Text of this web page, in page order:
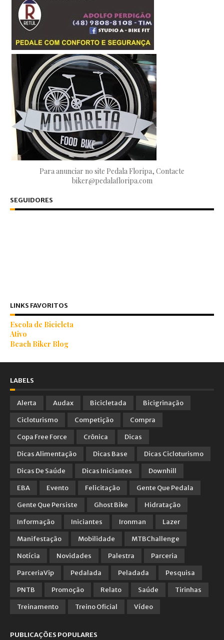
Para anunciar no site Pedala Floripa, Contacte
biker@pedalafloripa.com
SEGUIDORES
LINKS FAVORITOS
Escola de Bicicleta
Ativo
Beach Biker Blog
LABELS
Alerta Audax Bicicletada
Bicigrinação
Cicloturismo
Competição
Compra
Copa Free Force
Crônica
Dicas
Dicas Alimentação
Dicas Base
Dicas Cicloturismo
Dicas De Saúde
Dicas Iniciantes
Downhill
EBA
Evento Felicitação
Gente Que Pedala
Gente Que Persiste
Ghost Bike
Hidratação
Informação
Iniciantes Ironman
Lazer
Manifestação
Mobilidade
MTBChallenge
Notícia
Novidades Palestra
Parceria
ParceriaVip
Pedalada Peladada
Pesquisa
PNTB
Promoção Relato Saúde
Tirinhas
Treinamento
Treino Oficial Vídeo
PUBLICAÇÕES POPULARES